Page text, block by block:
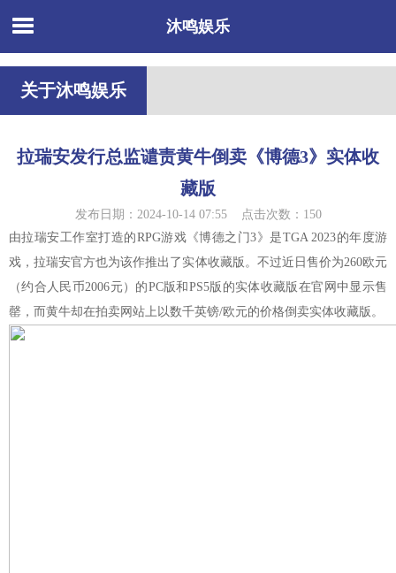
沐鸣娱乐
关于沐鸣娱乐
拉瑞安发行总监谴责黄牛倒卖《博德3》实体收
藏版
发布日期：2024-10-14 07:55 点击次数：150
由拉瑞安工作室打造的RPG游戏《博德之门3》是TGA 2023的年度游
戏，拉瑞安官方也为该作推出了实体收藏版。不过近日售价为260欧元
（约合人民币2006元）的PC版和PS5版的实体收藏版在官网中显示售
罄，而黄牛却在拍卖网站上以数千英镑/欧元的价格倒卖实体收藏版。